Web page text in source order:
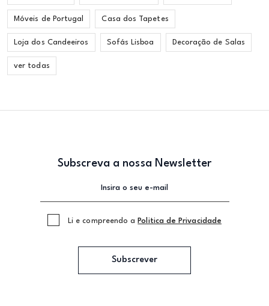
Móveis de Portugal Casa dos Tapetes
Loja dos Candeeiros Sofás Lisboa Decoração de Salas
ver todas
Subscreva a nossa Newsletter
Li e compreendo a Politica de Privacidade
Subscrever